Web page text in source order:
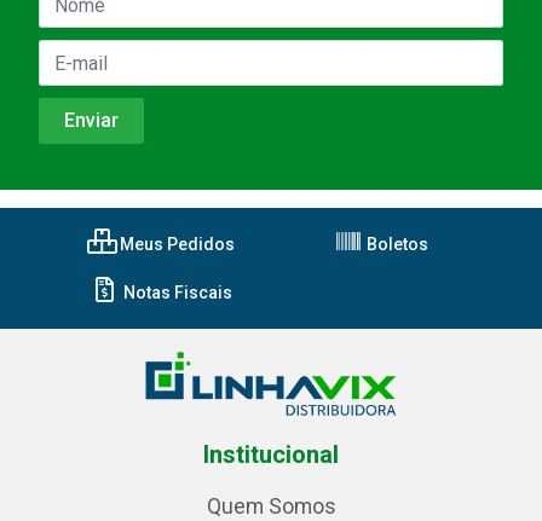
Meus Pedidos Boletos
Notas Fiscais
Institucional
Quem Somos